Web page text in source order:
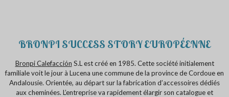
BRONPI SUCCESS STORY EUROPÉENNE
BronpiCalefacción S.L est créé en 1985. Cette société initialement
familiale voit le jour à Lucena une commune de la province de Cordoue en
Andalousie. Orientée, au départ sur la fabrication d’accessoires dédiés
aux cheminées. L’entreprise va rapidement élargir son catalogue et